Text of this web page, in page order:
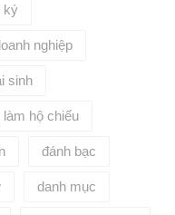
ký
nghiệp
sinh
hộ chiếu
đánh bạc
danh mục